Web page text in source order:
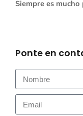
Siempre es
Ponte en